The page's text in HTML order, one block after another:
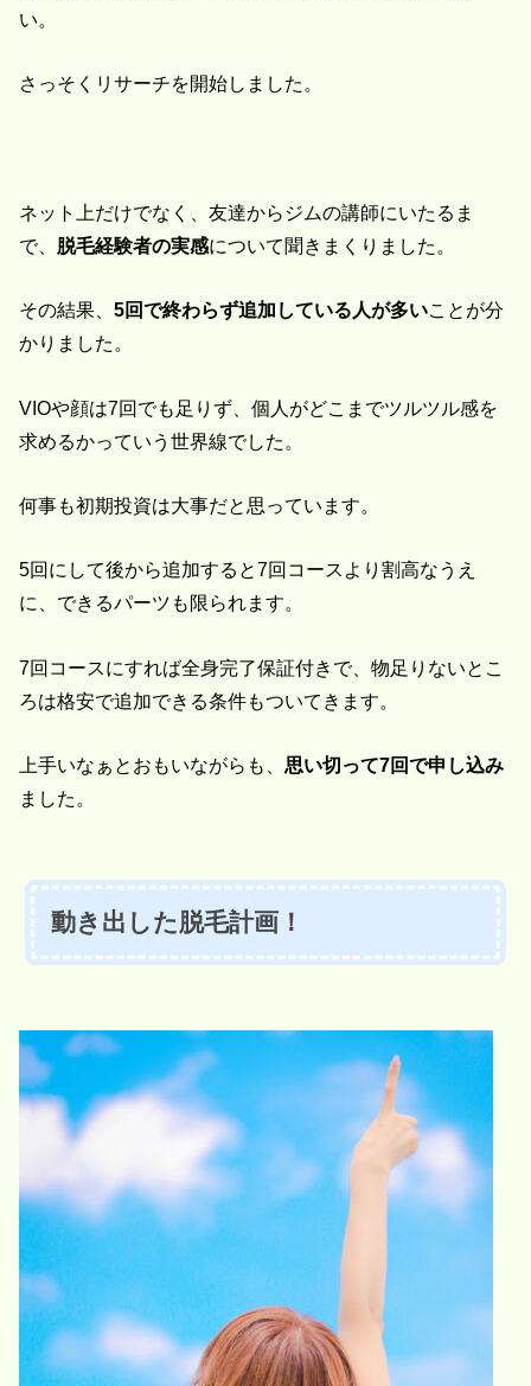
い。
さっそくリサーチを開始しました。
ネット上だけでなく、友達からジムの講師にいたるま
で、 脱毛経験者の実感について聞きまくりました。
その結果、5回で終わらず追加している人が多いことが分
かりました。
VIOや顔は7回でも足りず、個人がどこまでツルツル感を
求めるかっていう世界線でした。
何事も初期投資は大事だと思っています。
5回にして後から追加すると7回コースより割高なうえ
に、できるパーツも限られます。
7回コースにすれば全身完了保証付きで、物足りないとこ
ろは格安で追加できる条件もついてきます。
上手いなぁとおもいながらも、思い切って7回で申し込み
ました。
動き出した脱毛計画！